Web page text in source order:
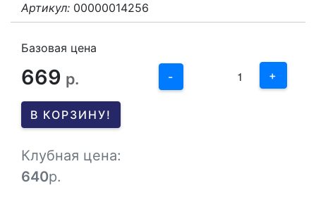
Артикул: 00000014256
Базовая цена
669 р. -
3
1
+
В КОРЗИНУ!
Клубная цена:
640р.